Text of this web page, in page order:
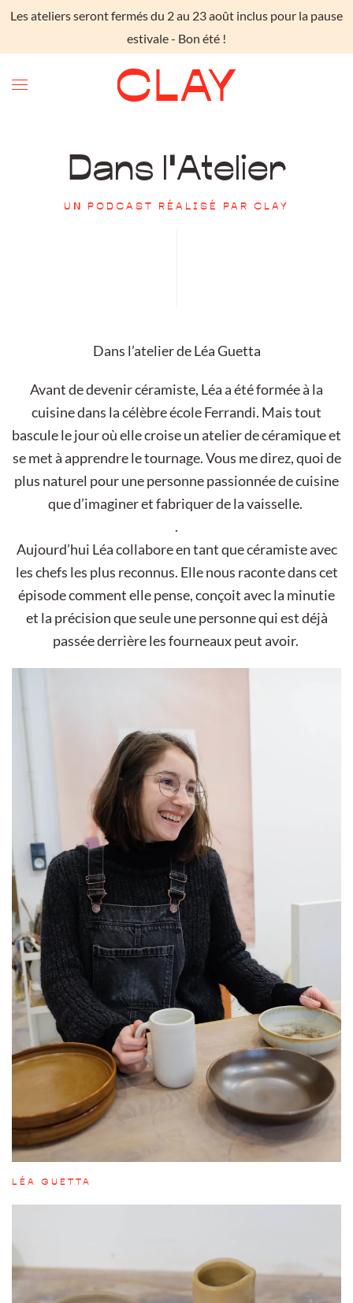
Les ateliers seront fermés du 2 au 23 août inclus pour la pause
estivale - Bon été !
Skip to main content
Dans l'Atelier
UN PODCAST RÉALISÉ PAR CLAY
Dans l’atelier de Léa Guetta
Avant de devenir céramiste, Léa a été formée à la
cuisine dans la célèbre école Ferrandi. Mais tout
bascule le jour où elle croise un atelier de céramique et
se met à apprendre le tournage. Vous me direz, quoi de
plus naturel pour une personne passionnée de cuisine
que d’imaginer et fabriquer de la vaisselle.
.
Aujourd’hui Léa collabore en tant que céramiste avec
les chefs les plus reconnus. Elle nous raconte dans cet
épisode comment elle pense, conçoit avec la minutie
et la précision que seule une personne qui est déjà
passée derrière les fourneaux peut avoir.
LÉA GUETTA